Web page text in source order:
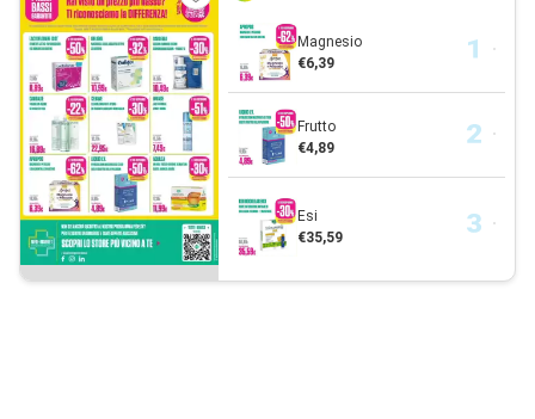
Magnesio
€6,39
Frutto
€4,89
Esi
€35,59